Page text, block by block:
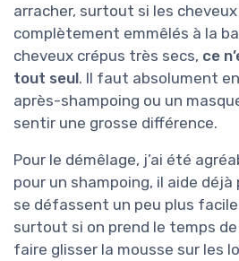
arracher, surtout si les
complètement emmêlés à la
cheveux crépus très secs, ce
tout seul. Il faut absolument
après-shampoing ou un
sentir une grosse différence.
Pour le démêlage, j’ai été
pour un shampoing, il aide
se défassent un peu plus
surtout si on prend le temps
faire glisser la mousse sur les